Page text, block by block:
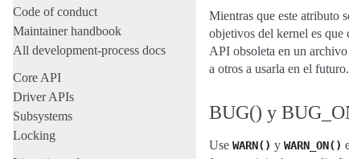
Code of conduct
Maintainer handbook
All development-process docs
Core API
Driver APIs
Subsystems
Locking
Mientras que este atributo
objetivos del kernel es que
API obsoleta en un
a otros a usarla en el futuro.
BUG() y
Use WARN() y WARN_ON()